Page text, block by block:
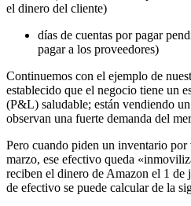
el dinero del cliente)
días de cuentas por pagar
pagar a los proveedores)
Continuemos con el ejemplo de
establecido que el negocio tiene un
(P&L) saludable; están vendiendo
observan una fuerte demanda del
Pero cuando piden un inventario
marzo, ese efectivo queda
reciben el dinero de Amazon el 1
de efectivo se puede calcular de la